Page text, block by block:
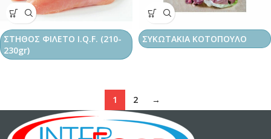
ΣΤΗΘΟΣ ΦΙΛΕΤΟ I.Q.F. (210-
230gr)
ΣΥΚΩΤΑΚΙΑ ΚΟΤΟΠΟΥΛΟ
1 2 →